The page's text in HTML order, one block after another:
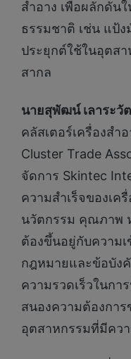
สำอาง เพื่อผลักดัน
ธรรมชาติ เช่น แป้
ประยุกต์ใช้ในอุตสา
สากล
นายสุพัฒน์ เลาระวั
คลัสเตอร์เครื่องสำ
Cluster Trade
จัดการ Skintec
ความสำเร็จของเค
นวัตกรรม คุณภาพ
ต้องขึ้นอยู่กับความเ
กฎหมายและข้อบัง
ความรวดเร็วในก
สนองความต้องการ
อุตสาหกรรมที่มีคว